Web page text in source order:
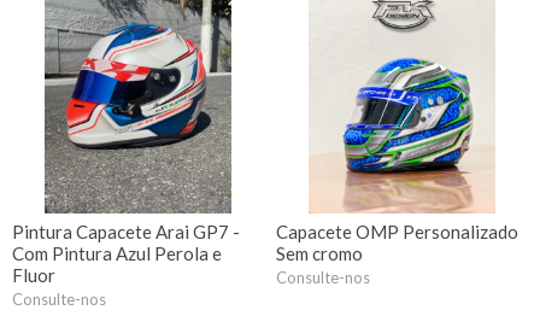
Pintura Capacete Arai GP7 -
Com Pintura Azul Perola e
Fluor
Consulte-nos
Capacete OMP Personalizado
Sem cromo
Consulte-nos